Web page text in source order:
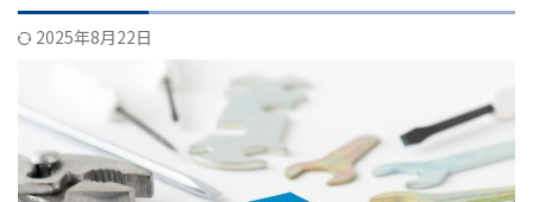
2025年8月22日